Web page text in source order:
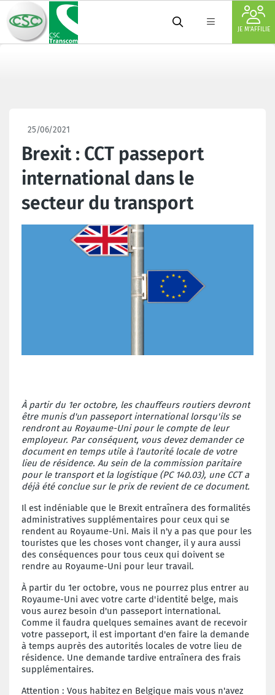
JE M'AFFILIE
25/06/2021
Brexit : CCT passeport
international dans le
secteur du transport
À partir du 1er octobre, les chauffeurs routiers devront
être munis d'un passeport international lorsqu'ils se
rendront au Royaume-Uni pour le compte de leur
employeur. Par conséquent, vous devez demander ce
document en temps utile à l'autorité locale de votre
lieu de résidence. Au sein de la commission paritaire
pour le transport et la logistique (PC 140.03), une CCT a
déjà été conclue sur le prix de revient de ce document.
Il est indéniable que le Brexit entraînera des formalités
administratives supplémentaires pour ceux qui se
rendent au Royaume-Uni. Mais il n'y a pas que pour les
touristes que les choses vont changer, il y aura aussi
des conséquences pour tous ceux qui doivent se
rendre au Royaume-Uni pour leur travail.
À partir du 1er octobre, vous ne pourrez plus entrer au
Royaume-Uni avec votre carte d'identité belge, mais
vous aurez besoin d'un passeport international.
Comme il faudra quelques semaines avant de recevoir
votre passeport, il est important d'en faire la demande
à temps auprès des autorités locales de votre lieu de
résidence. Une demande tardive entraînera des frais
supplémentaires.
Attention : Vous habitez en Belgique mais vous n'avez